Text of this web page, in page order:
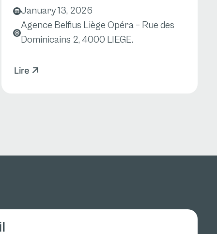
January 13, 2026
Agence Belfius Liège Opéra – Rue des
Dominicains 2, 4000 LIEGE.
Lire